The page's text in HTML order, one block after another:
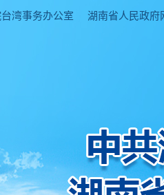
湾事务办公室 湖南省人民政府